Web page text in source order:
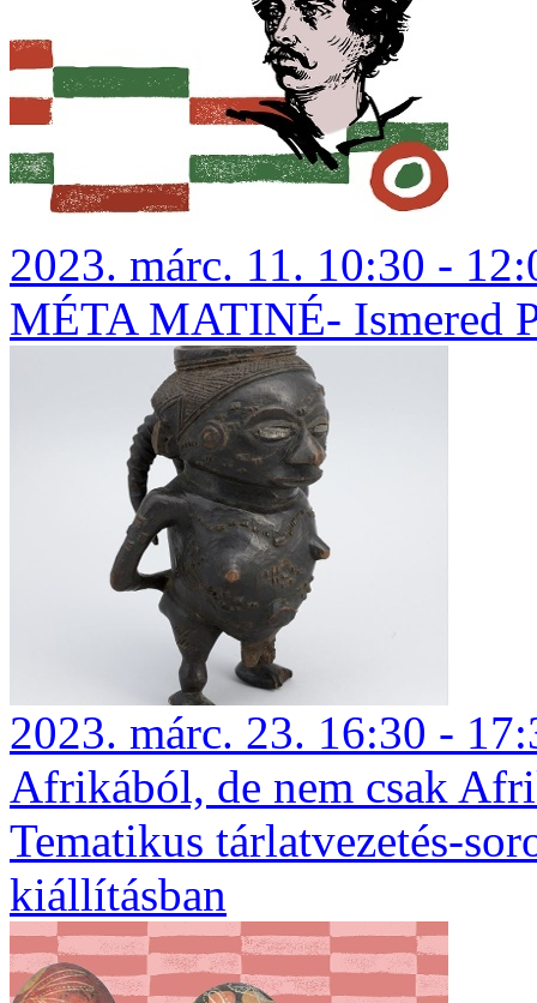
2023. márc. 11. 10:30 -
MÉTA MATINÉ- Ismered
2023. márc. 23. 16:30 -
Afrikából, de nem csak
Tematikus tárlatvezetés-
kiállításban